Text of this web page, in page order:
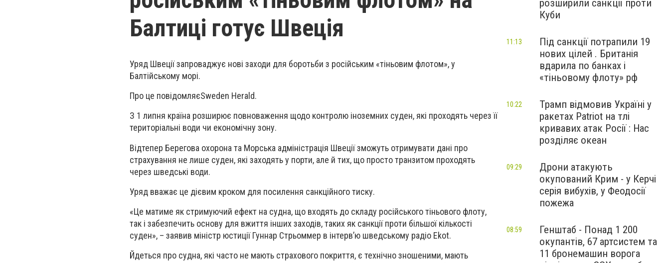
Балтиці готує Швеція
Уряд Швеції запроваджує нові заходи для боротьби з російським «тіньовим флотом», у
Балтійському морі.
Про це повідомляєSweden Herald.
З 1 липня країна розширює повноваження щодо контролю іноземних суден, які проходять через її
територіальні води чи економічну зону.
Відтепер Берегова охорона та Морська адміністрація Швеції зможуть отримувати дані про
страхування не лише суден, які заходять у порти, але й тих, що просто транзитом проходять
через шведські води.
Уряд вважає це дієвим кроком для посилення санкційного тиску.
«Це матиме як стримуючий ефект на судна, що входять до складу російського тіньового флоту,
так і забезпечить основу для вжиття інших заходів, таких як санкції проти більшої кількості
суден», – заявив міністр юстиції Гуннар Стрьоммер в інтерв’ю шведському радіо Ekot.
Йдеться про судна, які часто не мають страхового покриття, є технічно зношеними, мають
розширили санкції проти
Куби
Під санкції потрапили 19
нових цілей . Британія
вдарила по банках і
«тіньовому флоту» рф
11:13
Трамп відмовив Україні у
ракетах Patriot на тлі
кривавих атак Росії : Нас
розділяє океан
10:22
Дрони атакують
окупований Крим - у Керчі
серія вибухів, у Феодосії
пожежа
09:29
Генштаб - Понад 1 200
окупантів, 67 артсистем та
11 бронемашин ворога
08:59